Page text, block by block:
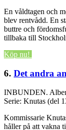
En våldtagen och
blev rentvådd. En
buttre och
tillbaka till
Köp nu!
6. Det andra
INBUNDEN.
Serie: Knutas (del
Kommissarie
håller på att vakna